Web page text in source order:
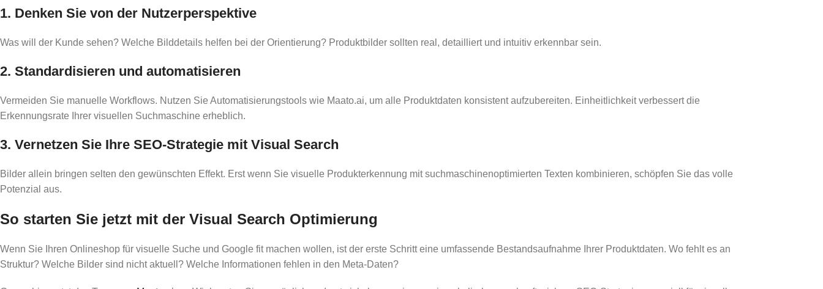
1. Denken Sie von der Nutzerperspektive
Was will der Kunde sehen? Welche Bilddetails helfen bei der Orientierung? Produktbilder sollten real, detailliert und intuitiv erkennbar sein.
2. Standardisieren und automatisieren
Vermeiden Sie manuelle Workflows. Nutzen Sie Automatisierungstools wie Maato.ai, um alle Produktdaten konsistent aufzubereiten. Einheitlichkeit verbessert die
Erkennungsrate Ihrer visuellen Suchmaschine erheblich.
3. Vernetzen Sie Ihre SEO-Strategie mit Visual Search
Bilder allein bringen selten den gewünschten Effekt. Erst wenn Sie visuelle Produkterkennung mit suchmaschinenoptimierten Texten kombinieren, schöpfen Sie das volle
Potenzial aus.
So starten Sie jetzt mit der Visual Search Optimierung
Wenn Sie Ihren Onlineshop für visuelle Suche und Google fit machen wollen, ist der erste Schritt eine umfassende Bestandsaufnahme Ihrer Produktdaten. Wo fehlt es an
Struktur? Welche Bilder sind nicht aktuell? Welche Informationen fehlen in den Meta-Daten?